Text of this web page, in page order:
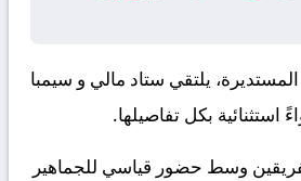
يلتقي ستاد مالي و سيمبا
بكل تفاصيلها.
وسط حضور قياسي للجماهير